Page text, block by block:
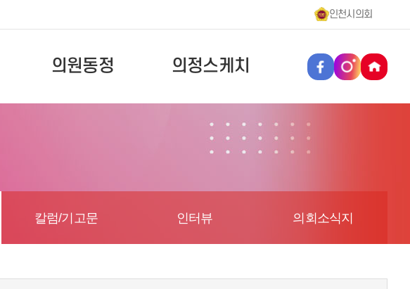
인천시의회
의원동정 의정스케치
칼럼/기고문 인터뷰 의회소식지